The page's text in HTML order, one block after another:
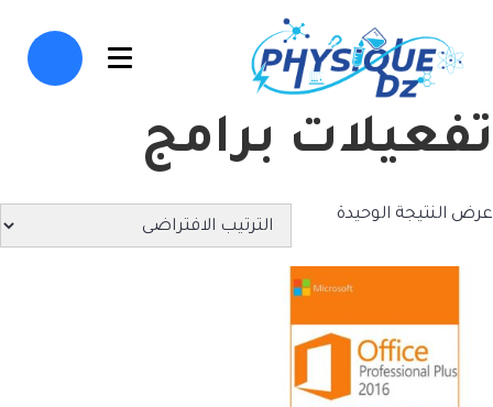
تفعيلات برامج
عرض النتيجة الوحيدة